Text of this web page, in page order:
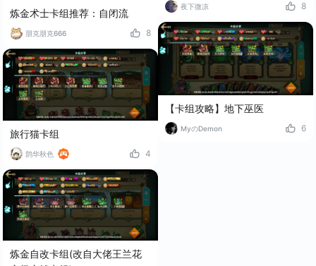
炼金术士卡组推荐：自闭流
朋克朋克666 8
旅行猫卡组
鹊华秋色 4
炼金自改卡组(改自大佬王兰花
夜下微凉 8
【卡组攻略】地下巫医
MyのDemon 6